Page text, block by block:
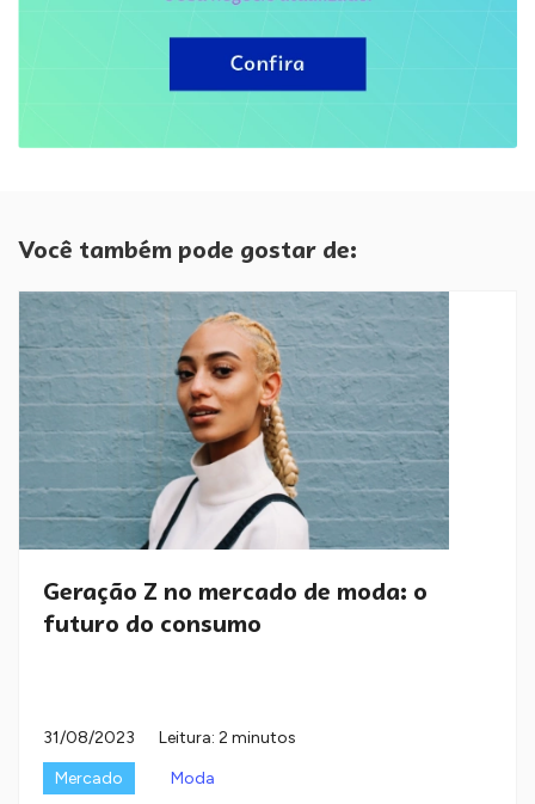
Você também pode gostar de:
Geração Z no mercado de moda: o
futuro do consumo
31/08/2023
Leitura: 2 minutos
Mercado
Moda